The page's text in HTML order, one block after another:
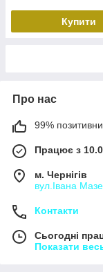
Купити
Про нас
99%
Працює з
м. Чернігів
вул.Івана
Контакти
Сьогодні
Показати